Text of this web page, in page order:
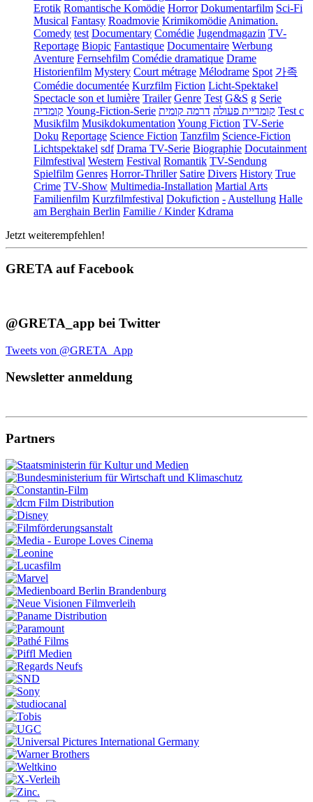
Erotik Romantische Komödie Horror Dokumentarfilm Sci-Fi
Musical Fantasy Roadmovie Krimikomödie Animation.
Comedy test Documentary Comédie Jugendmagazin TV-
Reportage Biopic Fantastique Documentaire Werbung
Aventure Fernsehfilm Comédie dramatique Drame
Historienfilm Mystery Court métrage Mélodrame Spot 가족
Comédie documentée Kurzfilm Fiction Licht-Spektakel
Spectacle son et lumière Trailer Genre Test G&S g Serie
קומדיה Young-Fiction-Serie קומדיית פעולה דרמה קומית
Test c
Musikfilm Musikdokumentation Young Fiction TV-Serie
Doku Reportage Science Fiction Tanzfilm Science-Fiction
Lichtspektakel sdf Drama TV-Serie Biographie Docutainment
Filmfestival Western Festival Romantik TV-Sendung
Spielfilm Genres Horror-Thriller Satire Divers History True
Crime TV-Show Multimedia-Installation Martial Arts
Familienfilm Kurzfilmfestival Dokufiction - Austellung Halle
am Berghain Berlin Familie / Kinder Kdrama
Jetzt weiterempfehlen!
GRETA auf Facebook
@GRETA_app bei Twitter
Tweets von @GRETA_App
Newsletter anmeldung
Partners